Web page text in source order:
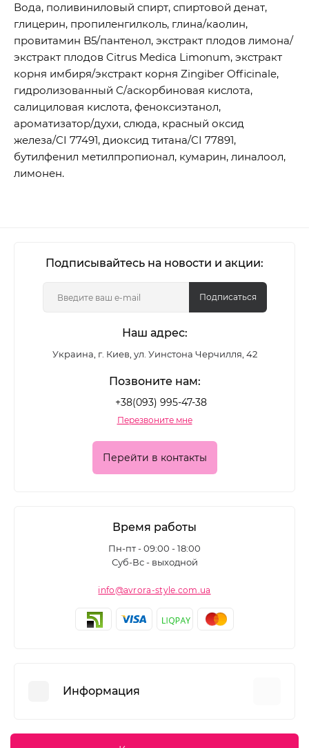
Вода, поливиниловый спирт, спиртовой денат,
глицерин, пропиленгилколь, глина/каолин,
провитамин B5/пантенол, экстракт плодов лимона/
экстракт плодов Citrus Medica Limonum, экстракт
корня имбиря/экстракт корня Zingiber Officinale,
гидролизованный С/аскорбиновая кислота,
салициловая кислота, феноксиэтанол,
ароматизатор/духи, слюда, красный оксид
железа/CI 77491, диоксид титана/CI 77891,
бутилфенил метилпропионал, кумарин, линалоол,
лимонен.
Подписывайтесь на новости и акции:
Подписаться
Наш адрес:
Украина, г. Киев, ул. Уинстона Черчилля, 42
Позвоните нам:
+38(093) 995-47-38
Перезвоните мне
Перейти в контакты
Время работы
Пн-пт - 09:00 - 18:00
Суб-Вс - выходной
info@avrora-style.com.ua
Информация